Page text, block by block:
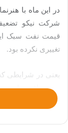
در این ماه با
شرکت نیکو
تغییری نکرده بود.
نسبت به برنت